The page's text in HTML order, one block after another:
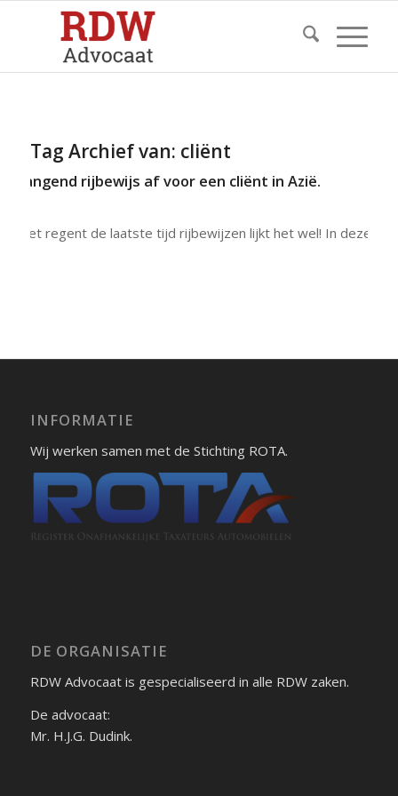
Tag Archief van: cliënt
rijbewijs af voor een cliënt in Azië.
Het regent de laatste tijd rijbewijzen lijkt het wel! In deze…
INFORMATIE
Wij werken samen met de Stichting ROTA.
DE ORGANISATIE
RDW Advocaat is gespecialiseerd in alle RDW zaken.
De advocaat:
Mr. H.J.G. Dudink.